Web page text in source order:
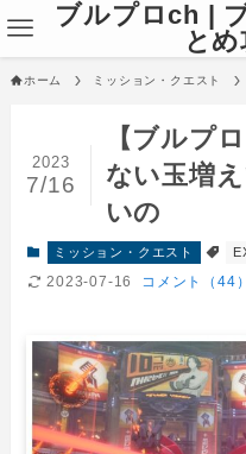
ブルプロch |
と
ホーム ミッション・クエスト
【ブルプ
ない玉増
いの
2023
7/16
ミッション・クエスト
2023-07-16 コメント（44）